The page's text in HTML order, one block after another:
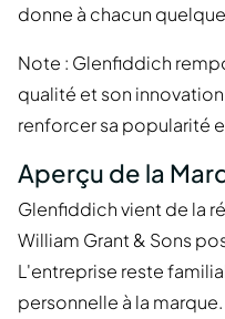
donne à chacun
Note : Glenfiddich
qualité et son
renforcer sa popularité
Aperçu de la
Glenfiddich vient de la
William Grant & Sons
L'entreprise reste
personnelle à la